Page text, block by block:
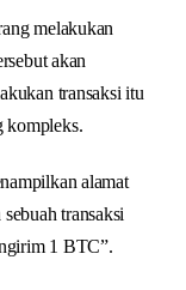
melakukan
akan
transaksi itu
kompleks.
alamat
transaksi
1 BTC”.